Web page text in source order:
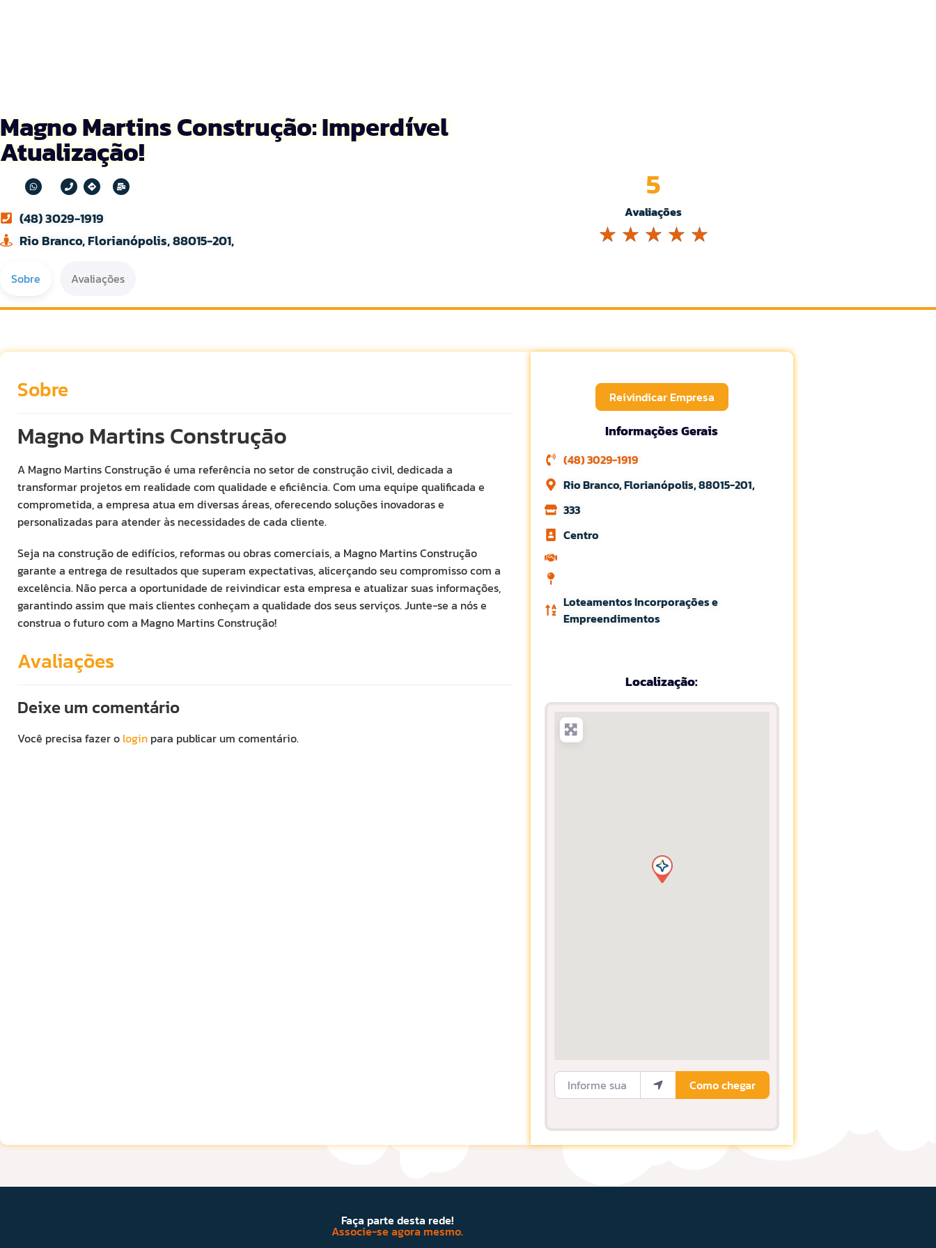
Magno Martins Construção: Imperdível
Atualização!
(48) 3029-1919
Rio Branco, Florianópolis, 88015-201,
Avaliações
5
☆ ☆ ☆ ☆ ☆
Sobre Avaliações
Sobre
Magno Martins Construção
A Magno Martins Construção é uma referência no setor de construção civil, dedicada a
transformar projetos em realidade com qualidade e eficiência. Com uma equipe qualificada e
comprometida, a empresa atua em diversas áreas, oferecendo soluções inovadoras e
personalizadas para atender às necessidades de cada cliente.
Seja na construção de edifícios, reformas ou obras comerciais, a Magno Martins Construção
garante a entrega de resultados que superam expectativas, alicerçando seu compromisso com a
excelência. Não perca a oportunidade de reivindicar esta empresa e atualizar suas informações,
garantindo assim que mais clientes conheçam a qualidade dos seus serviços. Junte-se a nós e
construa o futuro com a Magno Martins Construção!
Avaliações
Deixe um comentário
Você precisa fazer o login para publicar um comentário.
Reivindicar Empresa
Informações Gerais
(48) 3029-1919
Rio Branco, Florianópolis, 88015-201,
333
Centro
Loteamentos Incorporações e
Empreendimentos
Localização:
Informe sua Localização
Como chegar
Faça parte desta rede!
Associe-se agora mesmo.